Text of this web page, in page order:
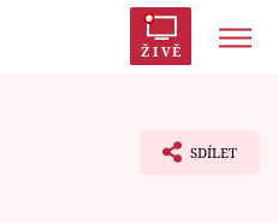
ŽIVĚ
SDÍLET